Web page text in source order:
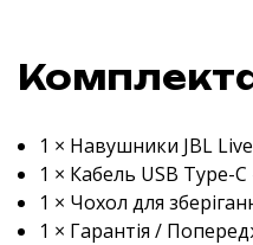
1 × Навушники JBL
1 × Кабель USB Type-
1 × Чохол для
1 × Гарантія /